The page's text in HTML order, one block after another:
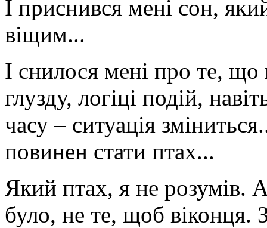
І приснився мені сон,
віщим...
І снилося мені про те,
глузду, логіці подій,
часу – ситуація
повинен стати птах...
Який птах, я не розумів.
було, не те, щоб віконця.